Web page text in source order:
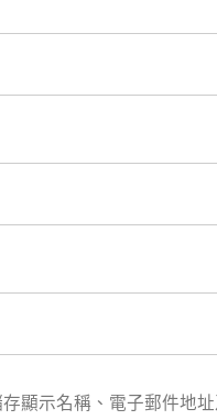
存顯示名稱、電子郵件地